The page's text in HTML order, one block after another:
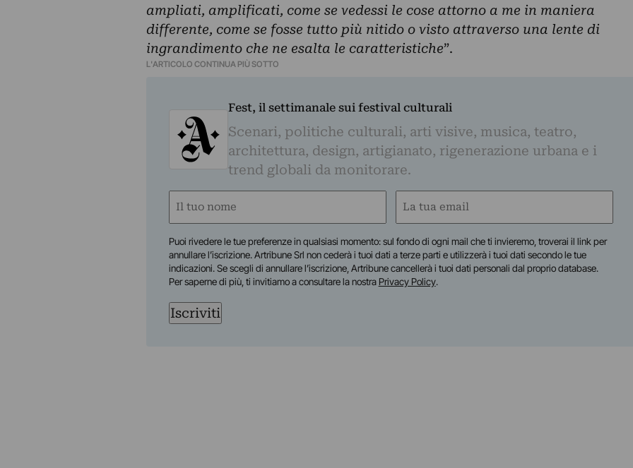
ampliati, amplificati, come se vedessi le cose attorno a me in maniera
differente, come se fosse tutto più nitido o visto attraverso una lente di
ingrandimento che ne esalta le caratteristiche”.
L'ARTICOLO CONTINUA PIÙ SOTTO
Fest, il settimanale sui festival culturali
Scenari, politiche culturali, arti visive, musica, teatro,
architettura, design, artigianato, rigenerazione urbana e i
trend globali da monitorare.
Nome
Email
Puoi rivedere le tue preferenze in qualsiasi momento: sul fondo di ogni mail che ti invieremo, troverai il link per
annullare l’iscrizione. Artribune Srl non cederà i tuoi dati a terze parti e utilizzerà i tuoi dati secondo le tue
indicazioni. Se scegli di annullare l’iscrizione, Artribune cancellerà i tuoi dati personali dal proprio database.
Per saperne di più, ti invitiamo a consultare la nostra Privacy Policy.
Iscriviti